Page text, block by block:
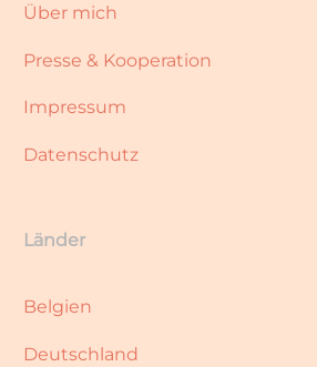
Über mich
Presse & Kooperation
Impressum
Datenschutz
Länder
Belgien
Deutschland